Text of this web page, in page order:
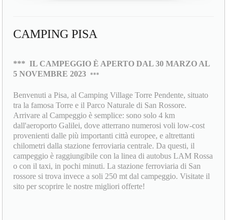
CAMPING PISA
*** IL CAMPEGGIO È APERTO DAL 30 MARZO AL
5 NOVEMBRE 2023
***
Benvenuti a Pisa, al Camping Village Torre Pendente, situato
tra la famosa Torre e il Parco Naturale di San Rossore.
Arrivare al Campeggio è semplice: sono solo 4 km
dall'aeroporto Galilei, dove atterrano numerosi voli low-cost
provenienti dalle più importanti città europee, e altrettanti
chilometri dalla stazione ferroviaria centrale. Da questi, il
campeggio è raggiungibile con la linea di autobus LAM Rossa
o con il taxi, in pochi minuti. La stazione ferroviaria di San
rossore si trova invece a soli 250 mt dal campeggio. Visitate il
sito per scoprire le nostre migliori offerte!